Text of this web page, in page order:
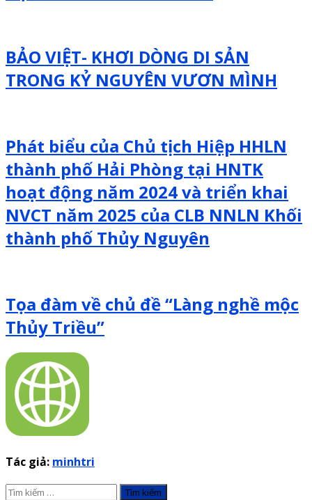
BẢO VIỆT- KHƠI DÒNG DI SẢN
TRONG KỶ NGUYÊN VƯƠN MÌNH
Phát biểu của Chủ tịch Hiệp HHLN
thành phố Hải Phòng tại HNTK
hoạt động năm 2024 và triển khai
NVCT năm 2025 của CLB NNLN Khối
thành phố Thủy Nguyên
Tọa đàm về chủ đề “Làng nghề mộc
Thủy Triều”
Tác giả: minhtri
Tìm